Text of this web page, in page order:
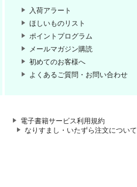
入荷アラート
ほしいものリスト
ポイントプログラム
メールマガジン購読
初めてのお客様へ
よくあるご質問・お問い合わせ
電子書籍サービス利用規約
なりすまし・いたずら注文について